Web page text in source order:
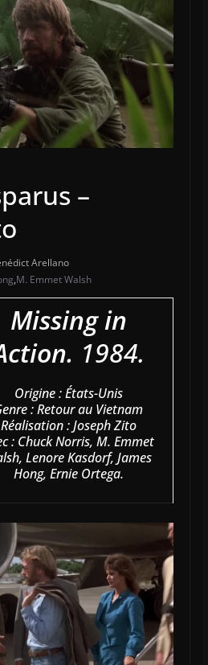
–
Arellano
,M. Emmet Walsh
Missing in
1984.
Origine : États-Unis
: Retour au Vietnam
Réalisation : Joseph Zito
: Chuck Norris, M. Emmet
Lenore Kasdorf, James
Hong, Ernie Ortega.